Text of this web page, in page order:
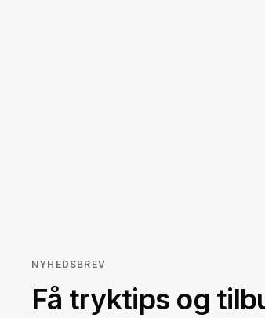
NYHEDSBREV
Få tryktips og